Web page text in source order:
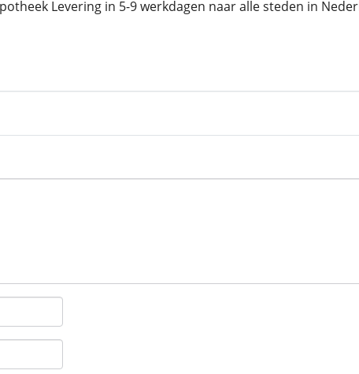
Levering in 5-9 werkdagen naar alle steden in